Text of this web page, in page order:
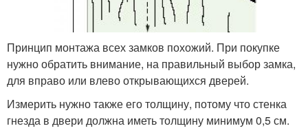
Принцип монтажа всех замков похожий. При покупке
нужно обратить внимание, на правильный выбор замка,
для вправо или влево открывающихся дверей.
Измерить нужно также его толщину, потому что стенка
гнезда в двери должна иметь толщину минимум 0,5 см.